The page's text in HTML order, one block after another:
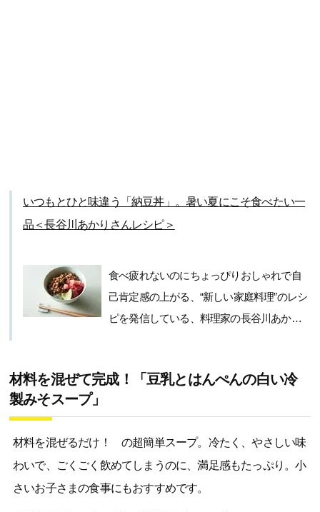
いつもとひと味違う「納豆丼」。暑い夏にこそ食べたい一
品＜長谷川あかりさんレシピ＞
食べ疲れないのにちょっぴりおしゃれで自
己肯定感の上がる、“新しい家庭料理”のレシ
ピを発信している、料理家の長谷川あか…
材料を混ぜて完成！「豆乳とはんぺんの白い冷
製みそスープ」
材料を混ぜるだけ！ の超簡単スープ。冷たく、やさしい味
わいで、ごくごく飲めてしまうのに、満足感もたっぷり。小
さいお子さまの食事にもおすすめです。